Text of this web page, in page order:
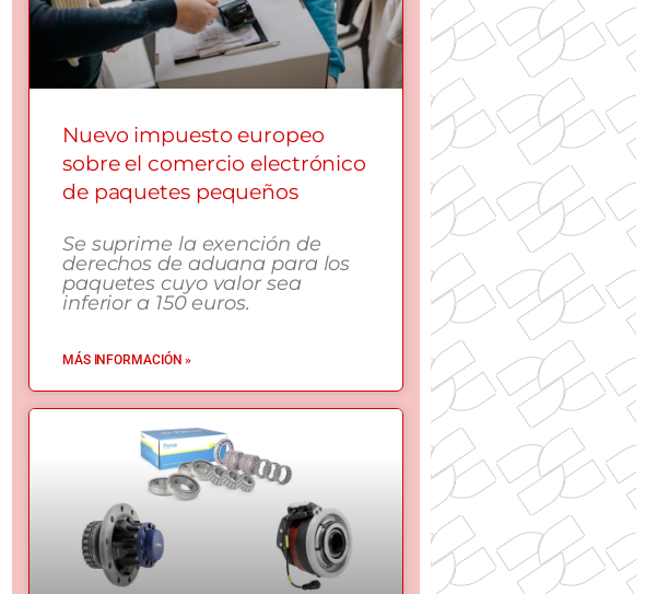
Nuevo impuesto europeo
sobre el comercio electrónico
de paquetes pequeños
Se suprime la exención de
derechos de aduana para los
paquetes cuyo valor sea
inferior a 150 euros.
MÁS INFORMACIÓN »